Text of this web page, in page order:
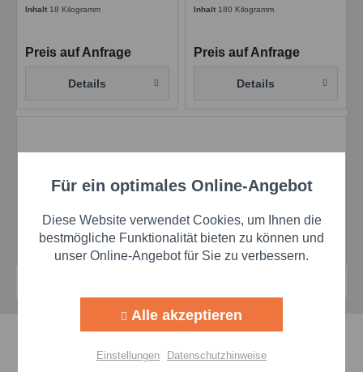
synthetisches
Inhalt 18 Kilogramm
Preis auf Anfrage
Details
Kolbenkompressorenöl
Inhalt 180 Kilogramm
Preis auf Anfrage
Details
Spezifikationen & Freigaben ENI
Dicrea ESX 100:
ISO L-DAB
ISO L-DAJ
Funktionale Aktiv
Marketing Aktiv
Personalisierung Aktiv
Für ein optimales Online-Angebot
Diese Website verwendet Cookies, um Ihnen die
bestmögliche Funktionalität bieten zu können und
unser Online-Angebot für Sie zu verbessern.
Alle akzeptieren
Einstellungen Datenschutzhinweise